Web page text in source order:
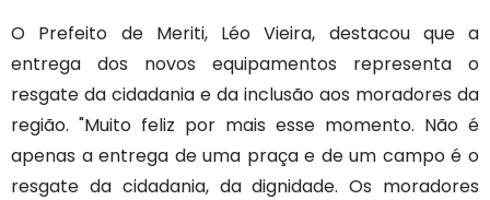
O Prefeito de Meriti, Léo Vieira, destacou que a
entrega dos novos equipamentos representa o
resgate da cidadania e da inclusão aos moradores da
região. "Muito feliz por mais esse momento. Não é
apenas a entrega de uma praça e de um campo é o
resgate da cidadania, da dignidade. Os moradores